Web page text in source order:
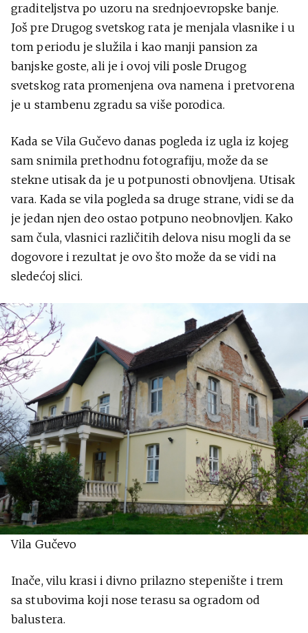
graditeljstva po uzoru na srednjoevropske banje.
Još pre Drugog svetskog rata je menjala vlasnike i u
tom periodu je služila i kao manji pansion za
banjske goste, ali je i ovoj vili posle Drugog
svetskog rata promenjena ova namena i pretvorena
je u stambenu zgradu sa više porodica.
Kada se Vila Gučevo danas pogleda iz ugla iz kojeg
sam snimila prethodnu fotografiju, može da se
stekne utisak da je u potpunosti obnovljena. Utisak
vara. Kada se vila pogleda sa druge strane, vidi se da
je jedan njen deo ostao potpuno neobnovljen. Kako
sam čula, vlasnici različitih delova nisu mogli da se
dogovore i rezultat je ovo što može da se vidi na
sledećoj slici.
Vila Gučevo
Inače, vilu krasi i divno prilazno stepenište i trem
sa stubovima koji nose terasu sa ogradom od
balustera.